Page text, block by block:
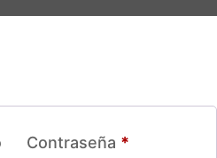
Contraseña *